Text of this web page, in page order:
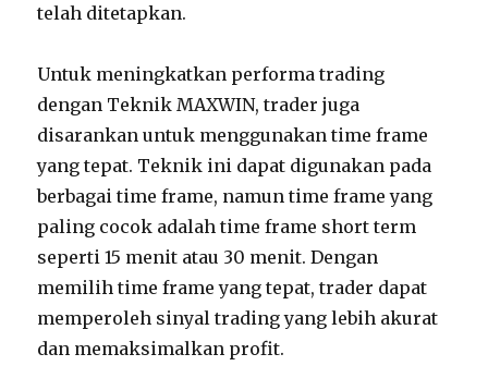
telah ditetapkan.
Untuk meningkatkan performa trading
dengan Teknik MAXWIN, trader juga
disarankan untuk menggunakan time frame
yang tepat. Teknik ini dapat digunakan pada
berbagai time frame, namun time frame yang
paling cocok adalah time frame short term
seperti 15 menit atau 30 menit. Dengan
memilih time frame yang tepat, trader dapat
memperoleh sinyal trading yang lebih akurat
dan memaksimalkan profit.